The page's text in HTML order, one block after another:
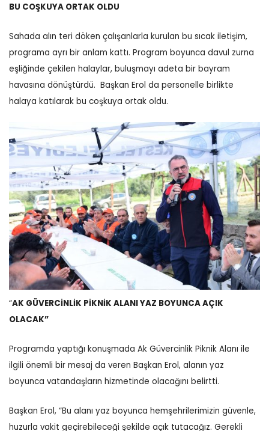
BU COŞKUYA ORTAK OLDU
Sahada alın teri döken çalışanlarla kurulan bu sıcak iletişim,
programa ayrı bir anlam kattı. Program boyunca davul zurna
eşliğinde çekilen halaylar, buluşmayı adeta bir bayram
havasına dönüştürdü. Başkan Erol da personelle birlikte
halaya katılarak bu coşkuya ortak oldu.
“AK GÜVERCİNLİK PİKNİK ALANI YAZ BOYUNCA AÇIK
OLACAK”
Programda yaptığı konuşmada Ak Güvercinlik Piknik Alanı ile
ilgili önemli bir mesaj da veren Başkan Erol, alanın yaz
boyunca vatandaşların hizmetinde olacağını belirtti.
Başkan Erol, “Bu alanı yaz boyunca hemşehrilerimizin güvenle,
huzurla vakit geçirebileceği şekilde açık tutacağız. Gerekli